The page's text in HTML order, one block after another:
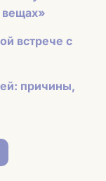
вещах»
встрече с
причины,